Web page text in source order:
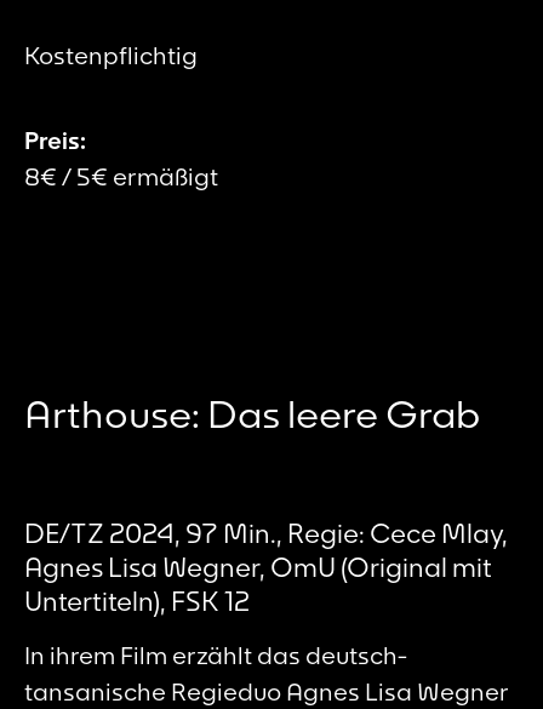
Kostenpflichtig
Preis:
8€ / 5€ ermäßigt
Arthouse: Das leere Grab
DE/TZ 2024, 97 Min., Regie: Cece Mlay,
Agnes Lisa Wegner, OmU (Original mit
Untertiteln), FSK 12
In ihrem Film erzählt das deutsch-
tansanische Regieduo Agnes Lisa Wegner